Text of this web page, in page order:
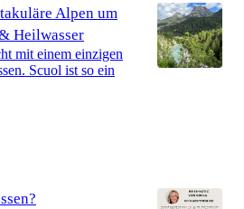
Alpen um
Heilwasser
mit einem einzigen
Scuol ist so ein